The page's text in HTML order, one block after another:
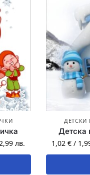
лв.
ДЕТСКИ
Детска
1,02€ /